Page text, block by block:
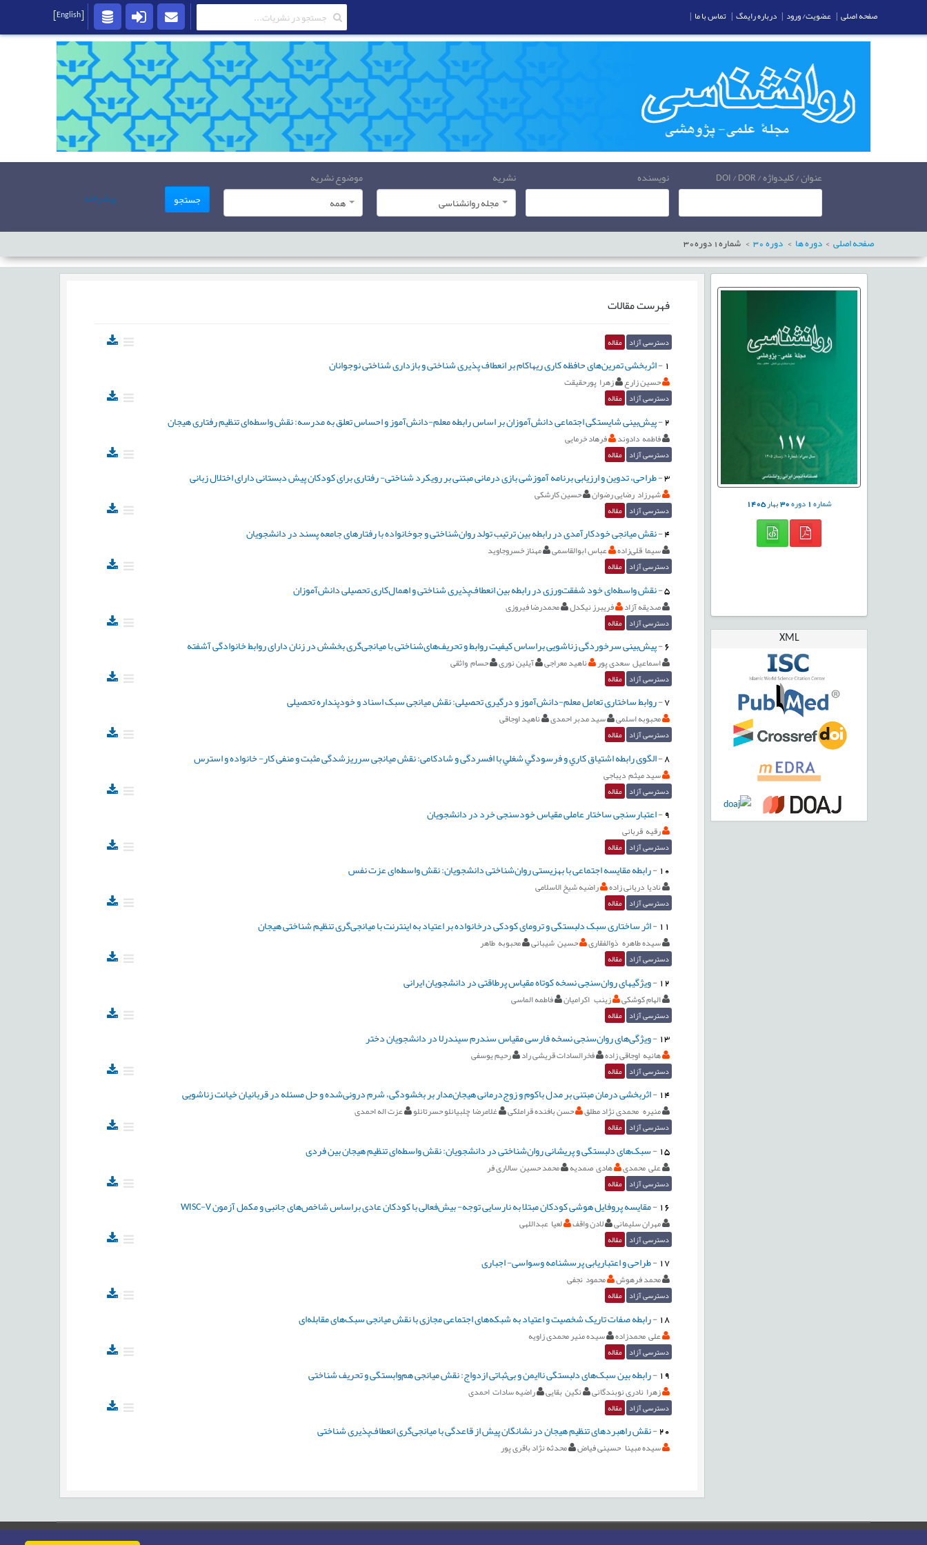
عنوان / کلیدواژه / DOI / DOR نویسنده
نشریه
مجله روانشناسی
موضوع نشریه
همه
جستجو پیشرفته
صفحه اصلی دوره ها دوره شماره1دوره30
شماره1دوره30بهار1405
XML
فهرست مقالات
دسترسی آزاد مقاله
1
-اثربخشی تمرین‌های حافظه کاری ریهاکام بر انعطاف پذیری شناختی و بازداری شناختی نوجوانان
حسین زارع زهرا پورحقیقت
دسترسی آزاد مقاله
2
-پیش‌بینی شایستگی اجتماعی دانش‌آموزان بر اساس رابطه معلم-دانش‌آموز و احساس تعلق به مدرسه: نقش واسطه‌ای تنظیم رفتاری هیجان
فاطمه دادوند فرهاد خرمایی
دسترسی آزاد مقاله
3
-طراحی، تدوین و ارزیابی برنامه آموزشی بازی درمانی مبتنی بر رویکرد شناختی- رفتاری برای کودکان پیش دبستانی دارای اختلال زبانی
شهرزاد رضایی رضوان حسین کارشکی
دسترسی آزاد مقاله
4
-نقش میانجی خودکارآمدی در رابطه‌ بین ترتیب تولد روان‌شناختی و جوخانواده با رفتارهای جامعه پسند در دانشجویان
سیما قلی‌زاده عباس ابوالقاسمی مهناز خسروجاوید
دسترسی آزاد مقاله
5
-نقش واسطه‌ای خود شفقت‌‌ورزی در رابطه بین انعطاف‌‌پذیری شناختی و اهمال‌کاری تحصیلی دانش‌آموزان
صدیقه آزاد فریبرز نیکدل محمدرضا فیروزی
دسترسی آزاد مقاله
6
-پیش‌‌بینی سرخوردگی زناشویی براساس کیفیت روابط و تحریف‌‌های‌‌شناختی با میانجی‌‌گری بخشش در زنان دارای روابط خانوادگی آشفته
اسماعیل سعدی پور ناهید معراجی آیلین نوری حسام واثقی
دسترسی آزاد مقاله
7
-روابط ساختاری تعامل معلم-دانش‌آموز و درگیری تحصیلی: نقش میانجی سبک اسناد و خودپنداره تحصیلی
محبوبه اسلمی سید مدبر احمدی ناهید اوجاقی
دسترسی آزاد مقاله
8
-الگوی رابطه اشتياق کاري و فرسودگي شغلي با افسردگی و شادکامی: نقش میانجی سرریزشدگی مثبت و منفی کار- خانواده و استرس
سید میثم دیباجی
دسترسی آزاد مقاله
9
-اعتبارسنجی ساختار عاملی مقیاس خودسنجی خرد در دانشجویان
رقیه قربانی
دسترسی آزاد مقاله
10
-رابطه مقایسه اجتماعی با بهزیستی روان‌‌شناختی دانشجویان: نقش واسطه‌‌‌‌ای عزت ‌‌نفس
نادیا دریانی زاده راضیه شیخ الاسلامی
دسترسی آزاد مقاله
11
-اثر ساختاری سبک دلبستگی و ترومای کودکی درخانواده بر اعتیاد به اینترنت با میانجی‌گری تنظیم شناختی هیجان
سیده طاهره ذوالفقاری حسین شیبانی محبوبه طاهر
دسترسی آزاد مقاله
12
-ویژگی‏های روان‌سنجی نسخه کوتاه مقیاس پرطاقتی در دانشجویان ایرانی
الهام کوشکی زینب اکرامیان فاطمه الماسی
دسترسی آزاد مقاله
13
-ویژگی‌‌های روان‌‌سنجی نسخه فارسی مقیاس سندرم سیندرلا در دانشجویان دختر
هانیه اوجاقی زاده فخرالسادات قریشی راد رحیم یوسفی
دسترسی آزاد مقاله
14
-اثربخشی درمان مبتنی بر مدل باکوم و زوج‌درمانی هیجان‌مدار بر بخشودگی، شرم درونی‌شده و حل مسئله در قربانیان خیانت زناشویی
منیره محمدی نژاد مطلق حسن بافنده قراملکی غلامرضا چلبیانلو حسرتانلو عزت اله احمدی
دسترسی آزاد مقاله
15
-سبک‌های دلبستگی و پریشانی روان‌شناختی در دانشجویان: نقش واسطه‌ای تنظیم هیجان بین فردی
علی محمدی هادی صمدیه محمد حسین سالاری فر
دسترسی آزاد مقاله
16
-مقایسه پروفایل هوشی کودکان مبتلا به نارسایی توجه- بیش‌فعالی با کودکان عادی براساس شاخص‌های جانبی و مکمل آزمون WISC-V
مهران سلیمانی لادن واقف لعیا عبداللهی
دسترسی آزاد مقاله
17
-طراحی و اعتباریابی پرسشنامه وسواسی- اجباری
محمد فرهوش محمود نجفی
دسترسی آزاد مقاله
18
-رابطه صفات تاریک شخصیت و اعتیاد به شبکه‌های اجتماعی مجازی با نقش میانجی سبک‌های مقابله‌ای
علی محمدزاده سیده منیر محمدی زاویه
دسترسی آزاد مقاله
19
-رابطه بین سبک‌‌‌های دلبستگی ناایمن و بی‌‌‌ثباتی ازدواج: نقش میانجی‌‌‌ هم‌‌‌وابستگی و تحریف شناختی
زهرا نادری نوبندگانی نگین بقایی راضیه سادات احمدی
دسترسی آزاد مقاله
20
-نقش راهبردهای تنظیم هیجان در نشانگان پیش از قاعدگی با میانجی‌گری انعطاف‌پذیری شناختی
سیده مبینا حسینی فیاض محدثه نژاد باقری پور
صفحه اصلی | عضویت/ ورود | درباره رایمگ | تماس با ما |
[English]